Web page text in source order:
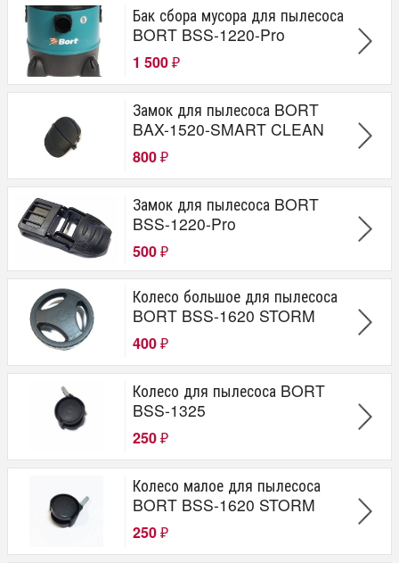
Бак сбора мусора для пылесоса
BORT BSS-1220-Pro
1 500 ₽
Замок для пылесоса BORT
BAX-1520-SMART CLEAN
800 ₽
Замок для пылесоса BORT
BSS-1220-Pro
500 ₽
Колесо большое для пылесоса
BORT BSS-1620 STORM
400 ₽
Колесо для пылесоса BORT
BSS-1325
250 ₽
Колесо малое для пылесоса
BORT BSS-1620 STORM
250 ₽